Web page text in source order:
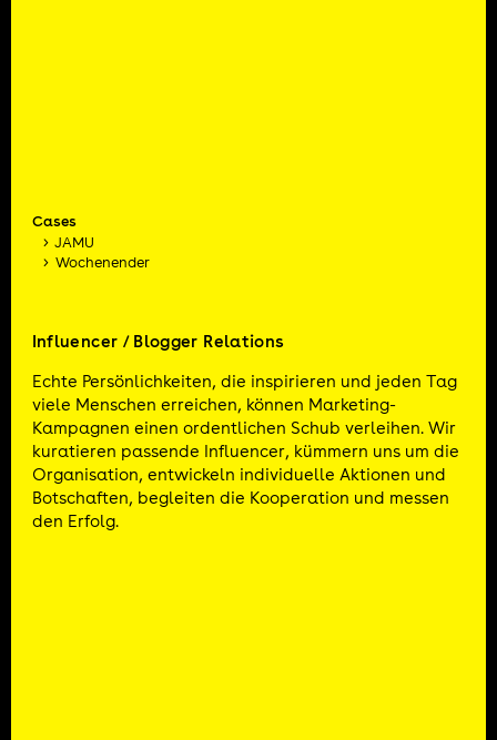
Cases
JAMU
Wochenender
Influencer / Blogger Relations
Echte Persönlichkeiten, die inspirieren und jeden Tag
viele Menschen erreichen, können Marketing-
Kampagnen einen ordentlichen Schub verleihen. Wir
kuratieren passende Influencer, kümmern uns um die
Organisation, entwickeln individuelle Aktionen und
Botschaften, begleiten die Kooperation und messen
den Erfolg.